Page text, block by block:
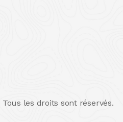
Tous les droits sont réservés.